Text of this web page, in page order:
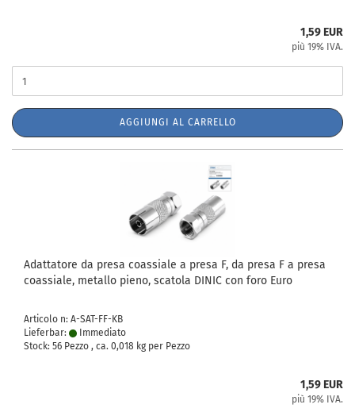
1,59 EUR
più 19% IVA.
AGGIUNGI AL CARRELLO
Adattatore da presa coassiale a presa F, da presa F a presa
coassiale, metallo pieno, scatola DINIC con foro Euro
Articolo n: A-SAT-FF-KB
Lieferbar:
Immediato
Stock: 56 Pezzo , ca. 0,018 kg per Pezzo
1,59 EUR
più 19% IVA.